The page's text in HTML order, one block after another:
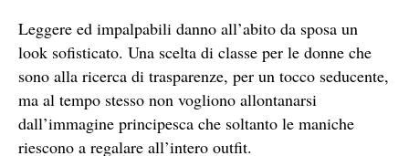
Leggere ed impalpabili danno all’abito da sposa un
look sofisticato. Una scelta di classe per le donne che
sono alla ricerca di trasparenze, per un tocco seducente,
ma al tempo stesso non vogliono allontanarsi
dall’immagine principesca che soltanto le maniche
riescono a regalare all’intero outfit.